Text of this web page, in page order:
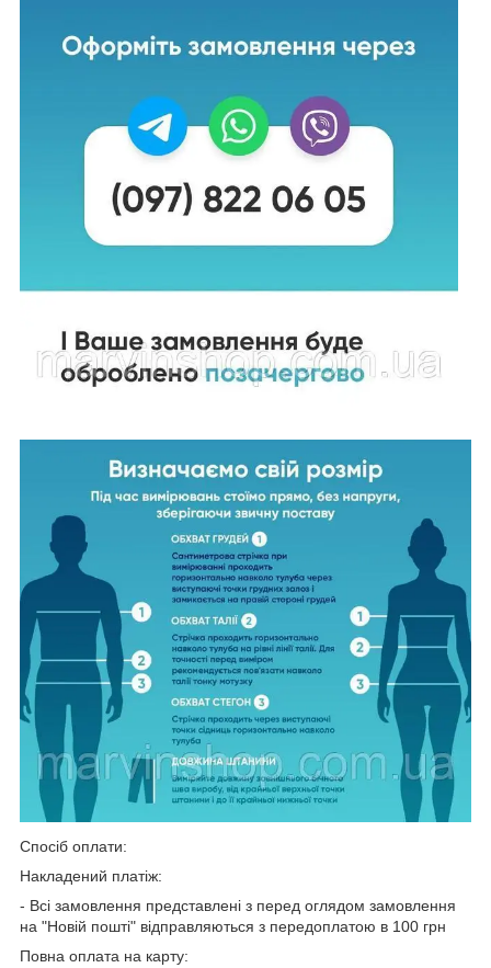
Спосіб оплати:
Накладений платіж:
- Всі замовлення представлені з перед оглядом замовлення
на "Новій пошті" відправляються з передоплатою в 100 грн
Повна оплата на карту: